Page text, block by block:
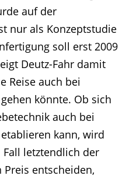
auf der
nur als Konzeptstudie
soll erst 2009
Deutz-Fahr damit
Reise auch bei
könnte. Ob sich
auch bei
kann, wird
letztendlich der
entscheiden,